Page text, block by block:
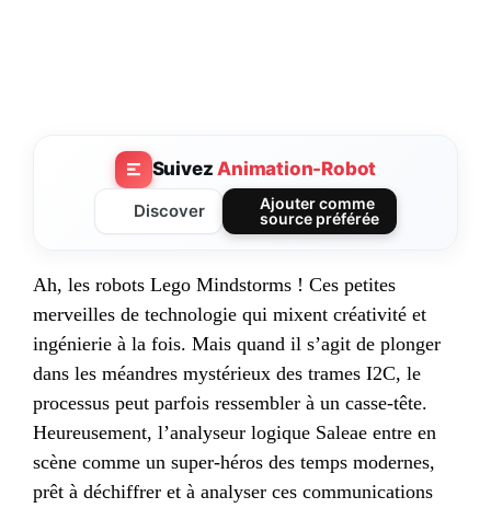
SuivezAnimation-Robot
Discover
Ajouter comme
source préférée
Ah, les robots Lego Mindstorms ! Ces petites
merveilles de technologie qui mixent créativité et
ingénierie à la fois. Mais quand il s’agit de plonger
dans les méandres mystérieux des trames I2C, le
processus peut parfois ressembler à un casse-tête.
Heureusement, l’analyseur logique Saleae entre en
scène comme un super-héros des temps modernes,
prêt à déchiffrer et à analyser ces communications